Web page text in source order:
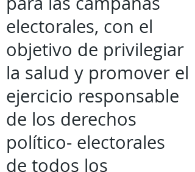
electorales, con el
objetivo de privilegiar
la salud y promover el
ejercicio responsable
de los derechos
político- electorales
de todos los